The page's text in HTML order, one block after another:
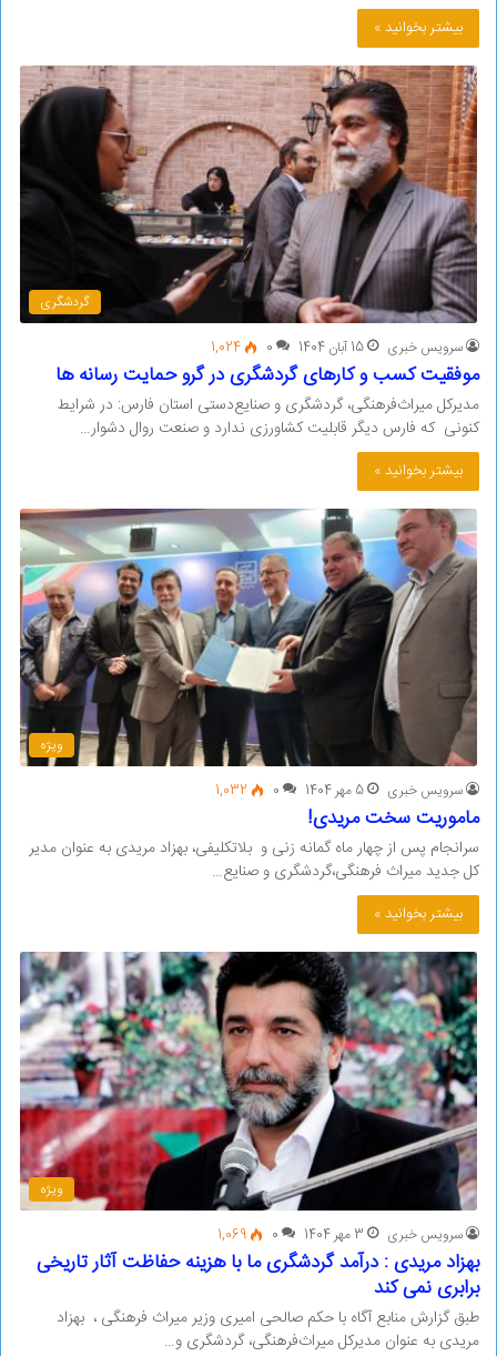
بیشتر بخوانید »
گردشگری
سرویس خبری 15 آبان 1404 0
1,024
موفقیت کسب و کارهای گردشگری در گرو حمایت رسانه ها
مدیرکل میراث‌فرهنگی، گردشگری و صنایع‌دستی استان فارس: در شرایط
کنونی که فارس دیگر قابلیت کشاورزی ندارد و صنعت روال دشوار…
بیشتر بخوانید »
ویژه
سرویس خبری 5 مهر 1404 0
1,032
ماموریت سخت مریدی!
سرانجام پس از چهار ماه گمانه زنی و بلاتکلیفی، بهزاد مریدی به عنوان مدیر
کل جدید میراث فرهنگی،گردشگری و صنایع…
بیشتر بخوانید »
ویژه
سرویس خبری 3 مهر 1404 0
1,069
بهزاد مریدی : درآمد گردشگری ما با هزینه حفاظت آثار تاریخی
برابری نمی کند
طبق گزارش منابع آگاه با حکم صالحی امیری وزیر میراث فرهنگی ، بهزاد
مریدی به عنوان مدیرکل میراث‌فرهنگی، گردشگری و…